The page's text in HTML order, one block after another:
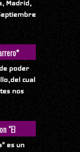
Madrid,
poder
cual
nos
"El
es un